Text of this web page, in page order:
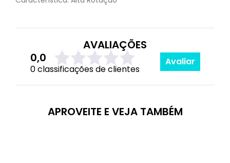
AVALIAÇÕES
0,0
0 classificações de clientes
Avaliar
APROVEITE E VEJA TAMBÉM